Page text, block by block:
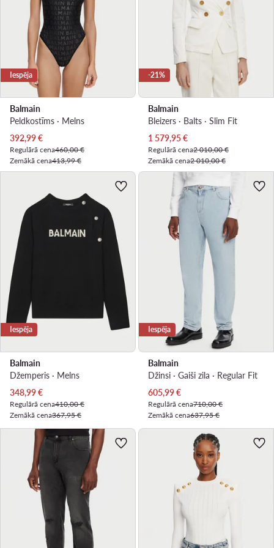
Iespēja
Balmain
Peldkostīms · Melns
Pašreizējā cena
392,99€
Regulārā cena460,00 €
Zemākā cena413,99 €
-21%
Balmain
Bleizers · Balts · Slim Fit
Pašreizējā cena
1 579,95€
Regulārā cena2 010,00 €
Zemākā cena2 010,00 €
Iespēja
Balmain
Džemperis · Melns
Pašreizējā cena
348,99€
Regulārā cena410,00 €
Zemākā cena367,95 €
Iespēja
Balmain
Džinsi · Gaiši zila · Regular Fit
Pašreizējā cena
605,99€
Regulārā cena710,00 €
Zemākā cena637,95 €